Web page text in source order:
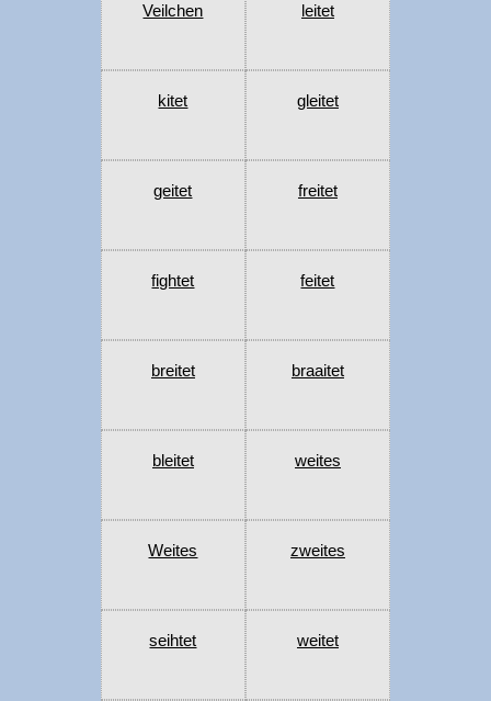
Veilchen leitet
kitet gleitet
geitet freitet
fightet feitet
breitet braaitet
bleitet weites
Weites zweites
seihtet weitet